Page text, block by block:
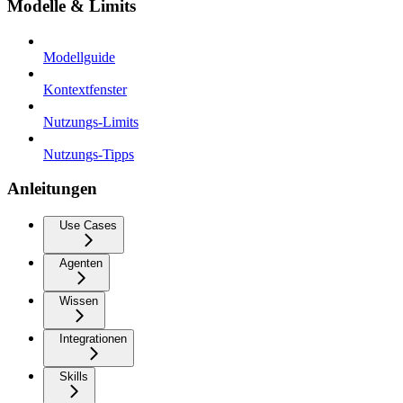
Modelle & Limits
Modellguide
Kontextfenster
Nutzungs-Limits
Nutzungs-Tipps
Anleitungen
Use Cases
Agenten
Wissen
Integrationen
Skills